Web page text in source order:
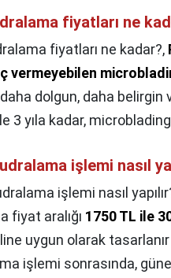
fiyatları ne
fiyatları ne kadar?,
vermeyebilen
daha dolgun, daha
3 yıla kadar,
işlemi nasıl
işlemi nasıl
fiyat aralığı 1750 TL ile
uygun olarak
işlemi sonrasında,